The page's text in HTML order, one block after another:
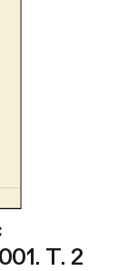
Т. 2